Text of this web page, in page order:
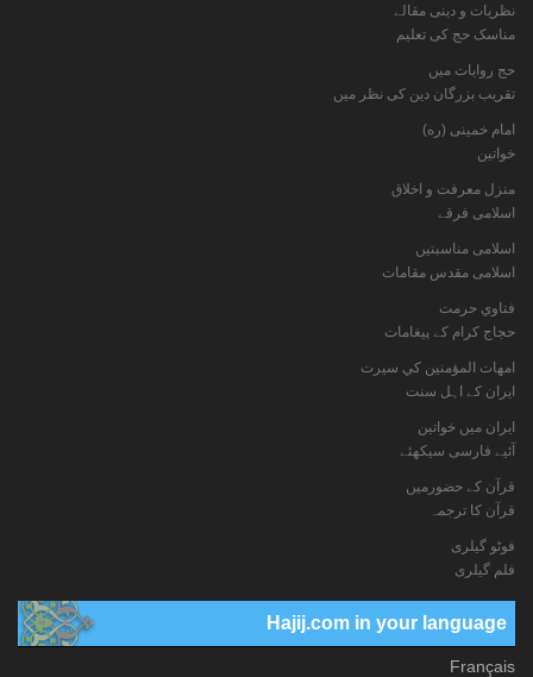
نظریات و دینی مقالے
مناسک حج کی تعلیم
حج روایات میں
تقریب بزرگان دین کی نظر میں
امام خمینی (ره)
خواتين
منزل معرفت و اخلاق
اسلامی فرقے
اسلامی مناسبتیں
اسلامی مقدس مقامات
فتاوي حرمت
حجاج کرام کے پیغامات
امهات المؤمنين كي سيرت
ایران کے اہل سنت
ایران میں خواتین
آئیے فارسی سیکھئے
قرآن کے حضورمیں
قرآن کا ترجمہ
فوٹو گيلری
فلم گیلری
Hajij.com in your language
Français